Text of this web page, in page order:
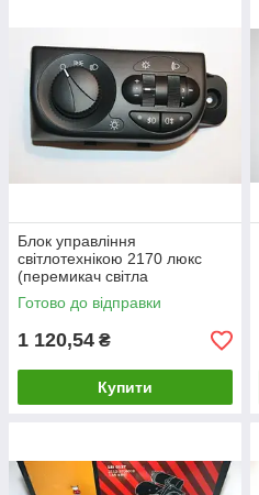
Блок управління
світлотехнікою 2170 люкс
(перемикач світла
центральний) пріора 2171,
2172 (522.3769)
Готово до відправки
1 120,54 ₴
Купити